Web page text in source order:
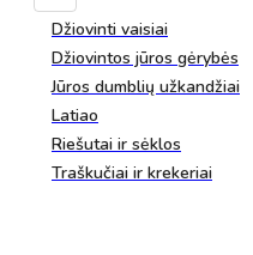
Džiovinti vaisiai
Džiovintos jūros gėrybės
Jūros dumblių užkandžiai
Latiao
Riešutai ir sėklos
Traškučiai ir krekeriai